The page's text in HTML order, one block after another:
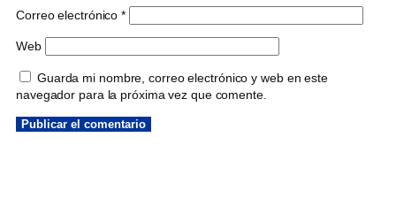
Correo electrónico*
Web
Guarda mi nombre, correo electrónico y web en este
navegador para la próxima vez que comente.